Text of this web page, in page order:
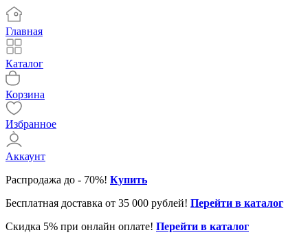
Главная
Каталог
Корзина
Избранное
Аккаунт
Распродажа до - 70%! Купить
Бесплатная доставка от 35 000 рублей! Перейти в каталог
Скидка 5% при онлайн оплате! Перейти в каталог